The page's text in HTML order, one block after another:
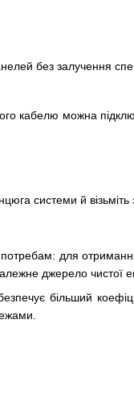
без залучення
кабелю можна
системи й візьміть
для
джерело чистої
більший